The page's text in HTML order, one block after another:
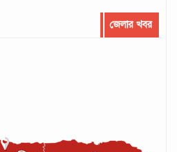
লঙ্কান কোচকে ২০ বছরের জন্য নিষিদ্ধ ঘোষণা
জেলার খবর